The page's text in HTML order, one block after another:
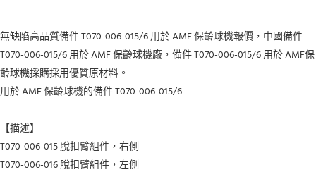
無缺陷高品質備件 T070-006-015/6 用於 AMF 保齡球機報價，中國備件
T070-006-015/6 用於 AMF 保齡球機廠，備件 T070-006-015/6 用於 AMF保
齡球機採購採用優質原材料。
用於 AMF 保齡球機的備件 T070-006-015/6
【描述】
T070-006-015 脫扣臂組件，右側
T070-006-016 脫扣臂組件，左側